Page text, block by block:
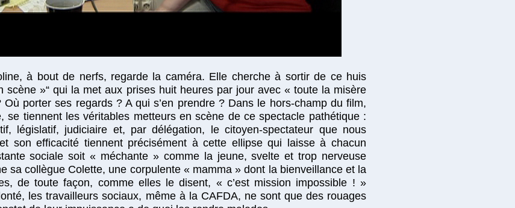
à bout de nerfs, regarde la caméra. Elle cherche à sortir de ce huis
scène »“ qui la met aux prises huit heures par jour avec « toute la misère
porter ses regards ? A qui s’en prendre ? Dans le hors-champ du film,
se tiennent les véritables metteurs en scène de ce spectacle pathétique :
législatif, judiciaire et, par délégation, le citoyen-spectateur que nous
son efficacité tiennent précisément à cette ellipse qui laisse à chacun
sociale soit « méchante » comme la jeune, svelte et trop nerveuse
sa collègue Colette, une corpulente « mamma » dont la bienveillance et la
de toute façon, comme elles le disent, « c’est mission impossible ! »
les travailleurs sociaux, même à la CAFDA, ne sont que des rouages